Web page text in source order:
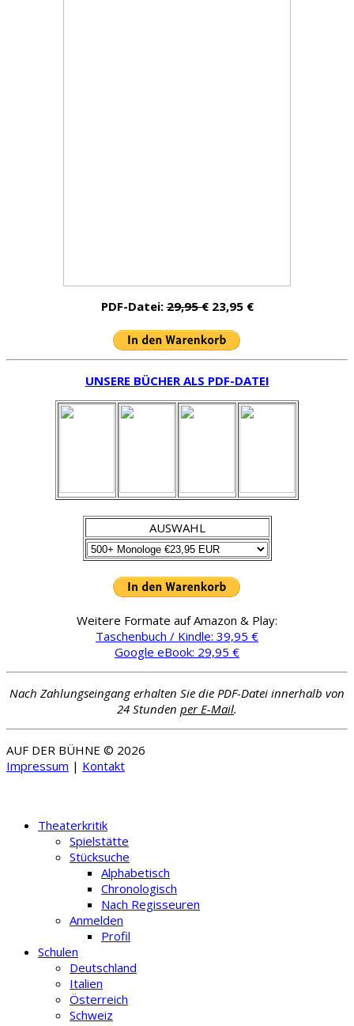
PDF-Datei:29,95 €23,95 €
UNSERE BÜCHER ALS PDF-DATEI
AUSWAHL
Weitere Formate auf Amazon & Play:
Taschenbuch / Kindle: 39,95 €
Google eBook: 29,95 €
Nach Zahlungseingang erhalten Sie die PDF-Datei innerhalb von
24 Stunden per E-Mail.
AUF DER BÜHNE © 2026
Impressum | Kontakt
Theaterkritik
Spielstätte
Stücksuche
Alphabetisch
Chronologisch
Nach Regisseuren
Anmelden
Profil
Schulen
Deutschland
Italien
Österreich
Schweiz